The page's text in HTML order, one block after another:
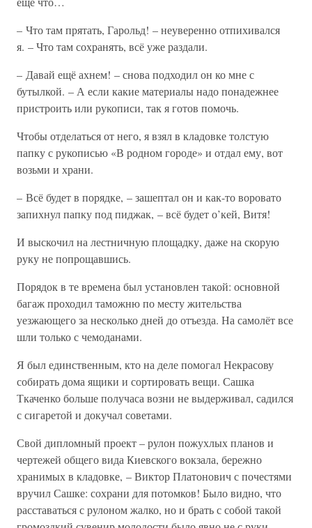
– Что там прятать, Гарольд! – неуверенно отпихивался
я. – Что там сохранять, всё уже раздали.
– Давай ещё ахнем! – снова подходил он ко мне с
бутылкой. – А если какие материалы надо понадежнее
пристроить или рукописи, так я готов помочь.
Чтобы отделаться от него, я взял в кладовке толстую
папку с рукописью «В родном городе» и отдал ему, вот
возьми и храни.
– Всё будет в порядке, – зашептал он и как-то воровато
запихнул папку под пиджак, – всё будет о’кей, Витя!
И выскочил на лестничную площадку, даже на скорую
руку не попрощавшись.
Порядок в те времена был установлен такой: основной
багаж проходил таможню по месту жительства
уезжающего за несколько дней до отъезда. На самолёт все
шли только с чемоданами.
Я был единственным, кто на деле помогал Некрасову
собирать дома ящики и сортировать вещи. Сашка
Ткаченко больше получаса возни не выдерживал, садился
с сигаретой и докучал советами.
Свой дипломный проект – рулон пожухлых планов и
чертежей общего вида Киевского вокзала, бережно
хранимых в кладовке, – Виктор Платонович с почестями
вручил Сашке: сохрани для потомков! Было видно, что
расставаться с рулоном жалко, но и брать с собой такой